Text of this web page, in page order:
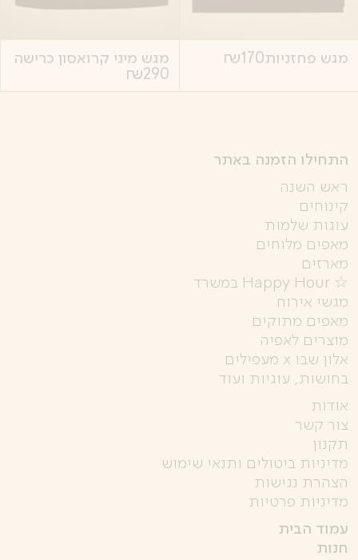
מגש פחזניות170
₪
מגש מיני קרואסון כרישה
290
₪
התחילו הזמנה באתר
ראש השנה
קינוחים
עוגות שלמות
מאפים מלוחים
מארזים
☆ Happy Hour במשרד
מגשי אירוח
מאפים מתוקים
מוצרים לאפיה
אלון שבו x מעפילים
בחושות, עוגיות ועוד
אודות
צור קשר
תקנון
מדיניות ביטולים ותנאי שימוש
הצהרת נגישות
מדיניות פרטיות
עמוד הבית
חנות